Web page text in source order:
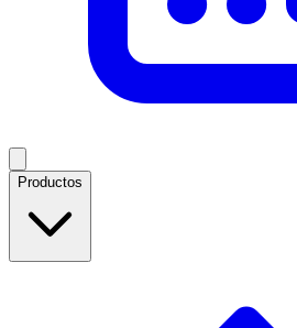
Productos